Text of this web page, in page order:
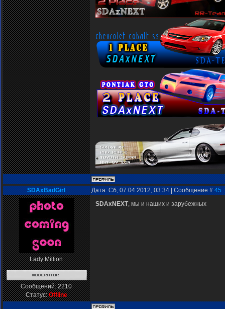
SDAxBadGirl Дата: Сб, 07.04.2012, 03:34 | Сообщение # 45
Lady Million
Сообщений:2210
Статус:Offline
SDAxNEXT, мы и наших и зарубежных